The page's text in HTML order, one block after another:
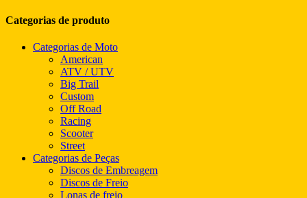
Categorias de produto
Categorias de Moto
American
ATV / UTV
Big Trail
Custom
Off Road
Racing
Scooter
Street
Categorias de Peças
Discos de Embreagem
Discos de Freio
Lonas de freio